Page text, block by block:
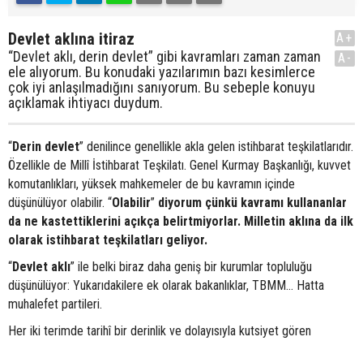
Devlet aklına itiraz
“Devlet aklı, derin devlet” gibi kavramları zaman zaman
ele alıyorum. Bu konudaki yazılarımın bazı kesimlerce
çok iyi anlaşılmadığını sanıyorum. Bu sebeple konuyu
açıklamak ihtiyacı duydum.
A+
A-
“Derin devlet” denilince genellikle akla gelen istihbarat teşkilatlarıdır.
Özellikle de Millî İstihbarat Teşkilatı. Genel Kurmay Başkanlığı, kuvvet
komutanlıkları, yüksek mahkemeler de bu kavramın içinde
düşünülüyor olabilir. “Olabilir” diyorum çünkü kavramı kullananlar
da ne kastettiklerini açıkça belirtmiyorlar. Milletin aklına da ilk
olarak istihbarat teşkilatları geliyor.
“Devlet aklı” ile belki biraz daha geniş bir kurumlar topluluğu
düşünülüyor: Yukarıdakilere ek olarak bakanlıklar, TBMM… Hatta
muhalefet partileri.
Her iki terimde tarihî bir derinlik ve dolayısıyla kutsiyet gören